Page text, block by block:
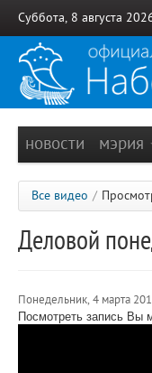
Суббота, 8 августа
новости мэрия
Все видео /
Деловой
Понедельник, 4 марта
Посмотреть запись Вы